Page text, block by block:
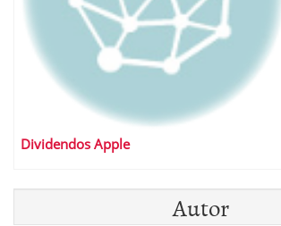
Dividendos Apple
Autor